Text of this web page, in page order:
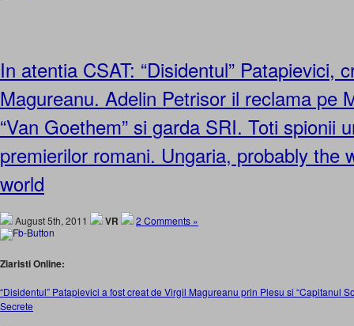
In atentia CSAT: “Disidentul” Patapievici,
Magureanu. Adelin Petrisor il reclama pe
“Van Goethem” si garda SRI. Toti spionii
premierilor romani. Ungaria, probably the
world
August 5th, 2011 VR 2 Comments »
Ziaristi Online:
“Disidentul” Patapievici a fost creat de Virgil Magureanu prin Plesu si “Capitanul
Secrete